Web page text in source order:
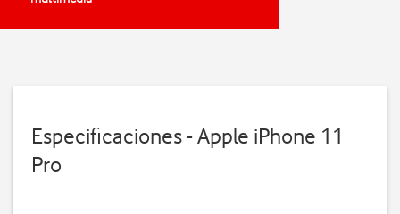
Especificaciones - Apple iPhone 11
Pro